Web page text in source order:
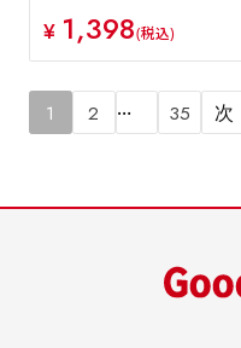
¥ 1,398(税込)
1 2 … 35 次